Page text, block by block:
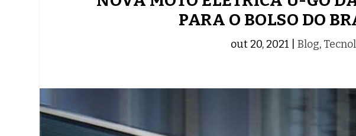
PARA O BOLSO DO
out 20, 2021 |Blog,